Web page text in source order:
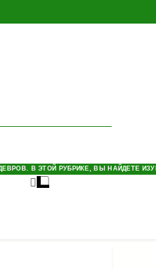
В ЭТОЙ РУБРИКЕ, ВЫ НАЙДЕТЕ